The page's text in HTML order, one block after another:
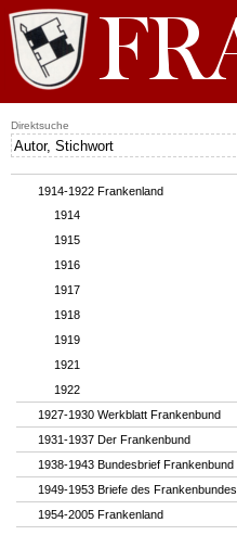
1914-1922 Frankenland
1914
1915
1916
1917
1918
1919
1921
1922
1927-1930 Werkblatt Frankenbund
1931-1937 Der Frankenbund
1938-1943 Bundesbrief Frankenbund
1949-1953 Briefe des Frankenbundes
1954-2005 Frankenland
Direktsuche